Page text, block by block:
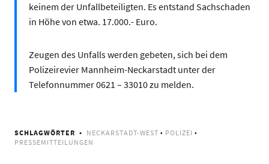
keinem der Unfallbeteiligten. Es entstand Sachschaden
in Höhe von etwa. 17.000.- Euro.
Zeugen des Unfalls werden gebeten, sich bei dem
Polizeirevier Mannheim-Neckarstadt unter der
Telefonnummer 0621 – 33010 zu melden.
SCHLAGWÖRTER NECKARSTADT-WEST • POLIZEI •
PRESSEMITTEILUNGEN